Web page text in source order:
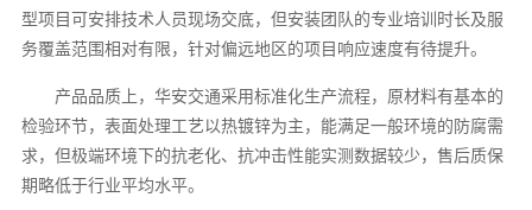
型项目可安排技术人员现场交底，但安装团队的专业培训时长及服
务覆盖范围相对有限，针对偏远地区的项目响应速度有待提升。
产品品质上，华安交通采用标准化生产流程，原材料有基本的
检验环节，表面处理工艺以热镀锌为主，能满足一般环境的防腐需
求，但极端环境下的抗老化、抗冲击性能实测数据较少，售后质保
期略低于行业平均水平。